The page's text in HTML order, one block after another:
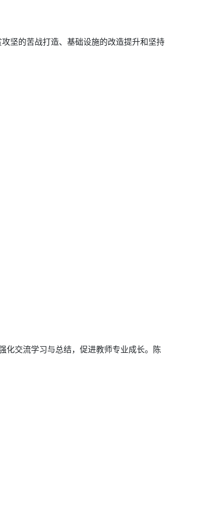
坚的苦战打造、基础设施的改造提升和坚持
化交流学习与总结，促进教师专业成长。陈